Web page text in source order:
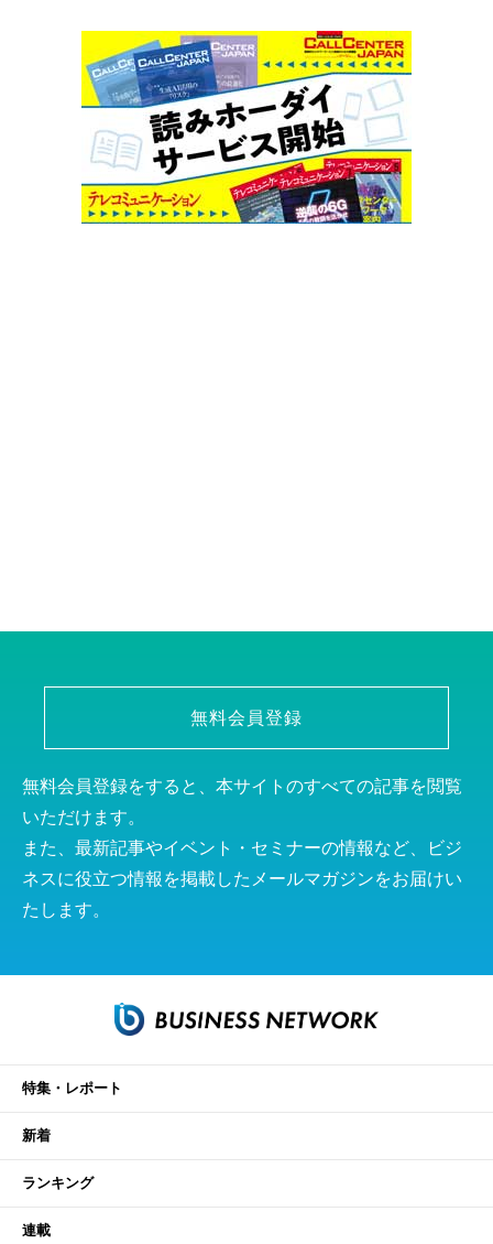
無料会員登録
無料会員登録をすると、本サイトのすべての記事を閲覧
いただけます。
また、最新記事やイベント・セミナーの情報など、ビジ
ネスに役立つ情報を掲載したメールマガジンをお届けい
たします。
特集・レポート
新着
ランキング
連載